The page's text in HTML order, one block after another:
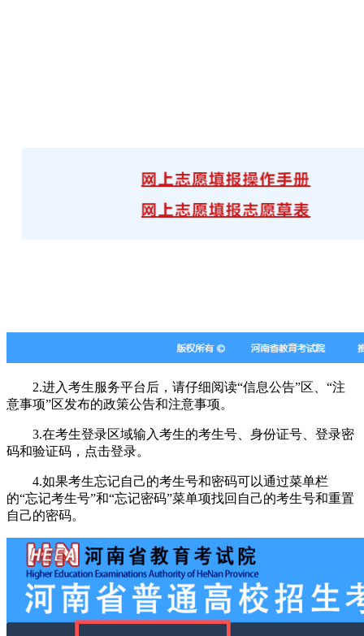
2.进入考生服务平台后，请仔细阅读“信息公告”区、“注
意事项”区发布的政策公告和注意事项。
3.在考生登录区域输入考生的考生号、身份证号、登录密
码和验证码，点击登录。
4.如果考生忘记自己的考生号和密码可以通过菜单栏
的“忘记考生号”和“忘记密码”菜单项找回自己的考生号和重置
自己的密码。